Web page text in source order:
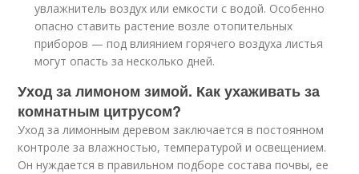
увлажнитель воздух или емкости с водой. Особенно
опасно ставить растение возле отопительных
приборов — под влиянием горячего воздуха листья
могут опасть за несколько дней.
Уход за лимоном зимой. Как ухаживать за
комнатным цитрусом?
Уход за лимонным деревом заключается в постоянном
контроле за влажностью, температурой и освещением.
Он нуждается в правильном подборе состава почвы, ее